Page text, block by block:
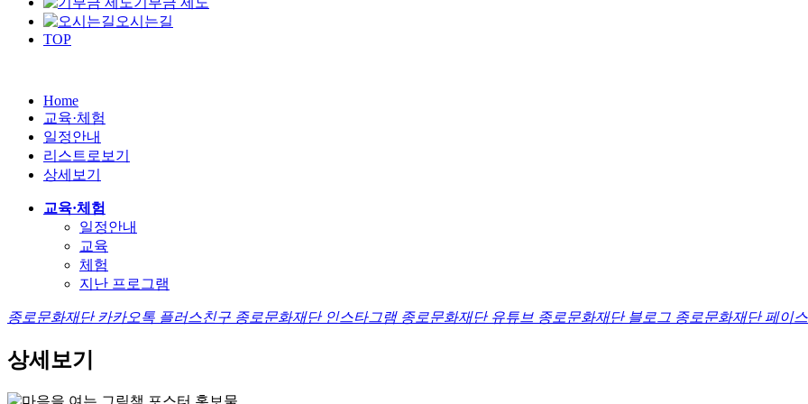
오시는길
TOP
Home
교육·체험
일정안내
리스트로보기
상세보기
교육·체험
일정안내
교육
체험
지난 프로그램
종로문화재단 카카오톡 플러스친구 종로문화재단 인스타그램 종로문화재단 유튜브 종로문화재단 블로그 종로문화재단 페이
상세보기